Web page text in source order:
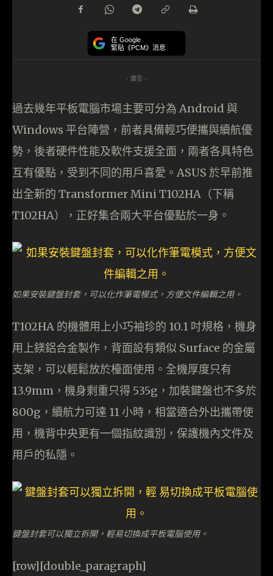
在 Google
緊貼《PCM》消息
- 廣告 -
過去幾年平板電腦市場主要可分為 Android 與
Windows 平台陣營，前者具備輕巧便攜與續航優
勢，後者硬件性能及軟件支援全面，兩者各具特色
互有優點，受到不同的用戶喜愛。ASUS 於早前推
出全新的 Transformer Mini T102HA（下稱
T102HA），正好集合兩大平台優點於一身。
如果安裝鍵盤封套，可以化作筆電模式，方便文件編輯之用。
T102HA 的機體用上小巧袖珍的 10.1 吋規格，機身
用上鎂鋁合金製作，背面設有類似 Surface 的金屬
支架，可以輕鬆放於檯面使用。全機厚度只有
13.9mm，機身剩重只得 535g，加裝鍵盤也不多於
800g，續航力可達 11 小時，相當適合外出攜帶使
用，機背中央更有一個指紋識別，保護機內文件及
用戶的私隱。
鍵盤封套可以獨立拆開，輕易切換成平板電腦使用。
[row][double_paragraph]